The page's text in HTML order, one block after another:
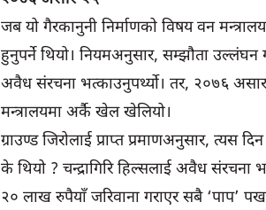
जब यो गैरकानुनी निर्माणको विषय वन
हुनुपर्ने थियो। नियमअनुसार, सम्झौता उल्लंघन
अवैध संरचना भत्काउनुपर्थ्यो। तर, २०७६
मन्त्रालयमा अर्कै खेल खेलियो।
ग्राउण्ड जिरोलाई प्राप्त प्रमाणअनुसार, त्यस
के थियो ? चन्द्रागिरि हिल्सलाई अवैध संरचना
२० लाख रुपैयाँ जरिवाना गराएर सबै ‘पाप’